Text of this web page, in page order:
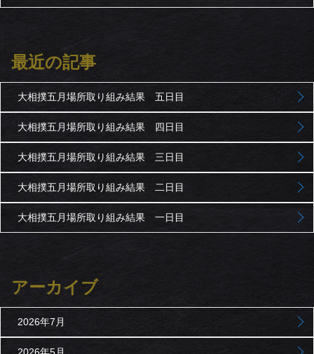
最近の記事
大相撲五月場所取り組み結果 五日目
大相撲五月場所取り組み結果 四日目
大相撲五月場所取り組み結果 三日目
大相撲五月場所取り組み結果 二日目
大相撲五月場所取り組み結果 一日目
アーカイブ
2026年7月
2026年5月